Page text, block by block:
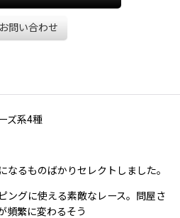
お問い合わせ
ズ系4種
なるものばかりセレクトしました。
ングに使える素敵なレース。問屋さ
頻繁に変わるそう